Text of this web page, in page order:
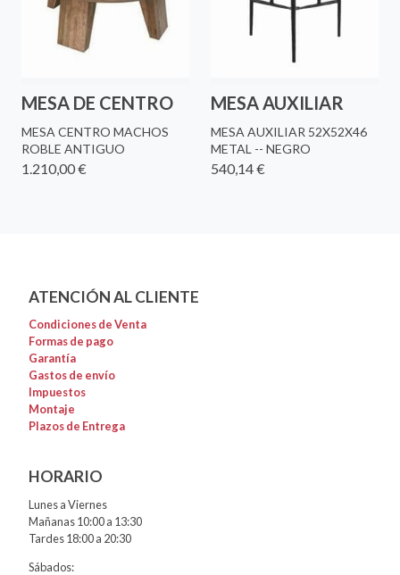
MESA DE CENTRO
MESA CENTRO MACHOS
ROBLE ANTIGUO
1.210,00 €
MESA AUXILIAR
MESA AUXILIAR 52X52X46
METAL -- NEGRO
540,14 €
ATENCIÓN AL CLIENTE
Condiciones de Venta
Formas de pago
Garantía
Gastos de envío
Impuestos
Montaje
Plazos de Entrega
HORARIO
Lunes a Viernes
Mañanas 10:00 a 13:30
Tardes 18:00 a 20:30
Sábados: